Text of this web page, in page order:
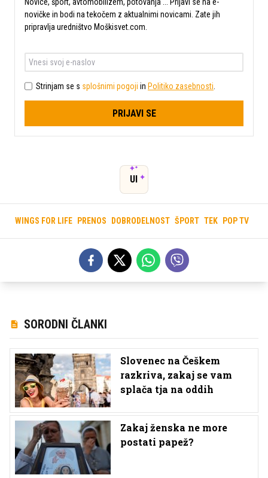
novičke in bodi na tekočem z aktualnimi novicami. Zate jih
pripravlja uredništvo Moškisvet.com.
Strinjam se s splošnimi pogoji in Politiko zasebnosti
PRIJAVI SE
UI
WINGS FOR LIFE PRENOS DOBRODELNOST ŠPORT TEK POP TV
SORODNI ČLANKI
Slovenec na Češkem
razkriva, zakaj se vam
splača tja na oddih
Zakaj ženska ne more
postati papež?